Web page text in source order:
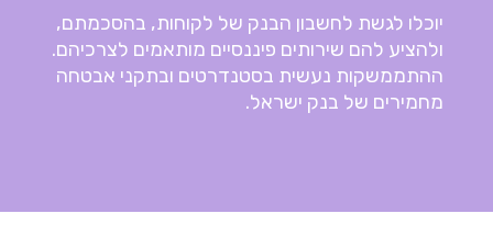
יוכלו לגשת לחשבון הבנק של לקוחות, בהסכמתם,
ולהציע להם שירותים פיננסיים מותאמים לצרכיהם.
ההתממשקות נעשית בסטנדרטים ובתקני אבטחה
מחמירים של בנק ישראל.